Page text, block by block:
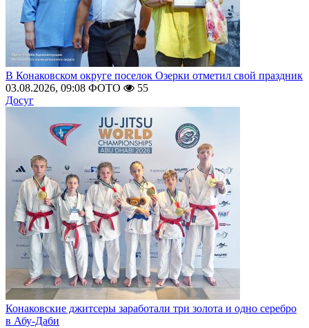
В Конаковском округе поселок Озерки отметил свой праздник
03.08.2026, 09:08 ФОТО
55
Досуг
Конаковские джитсеры заработали три золота и одно серебро
в Абу-Даби